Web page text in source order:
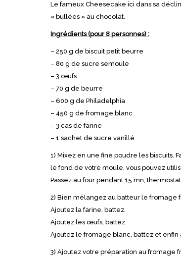
Le fameux Cheesecake ici dans sa
« bullées » au chocolat.
Ingrédients (pour 8 personnes) :
– 250 g de biscuit petit beurre
– 80 g de sucre semoule
– 3 œufs
– 70 g de beurre
– 600 g de Philadelphia
– 450 g de fromage blanc
– 3 cas de farine
– 1 sachet de sucre vanillé
1) Mixez en une fine poudre les biscuits.
le fond de votre moule, vous pouvez
Passez au four pendant 15 mn, thermostat
2) Bien mélangez au batteur le fromage
Ajoutez la farine, battez.
Ajoutez les œufs, battez.
Ajoutez le fromage blanc, battez et
3) Ajoutez votre préparation au fromage